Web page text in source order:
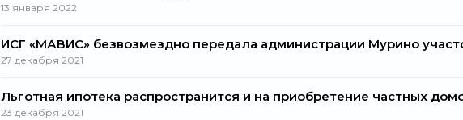
13 января 2022
ИСГ «МАВИС» безвозмездно передала администрации Мурино
27 декабря 2021
Льготная ипотека распространится и на приобретение частных
23 декабря 2021